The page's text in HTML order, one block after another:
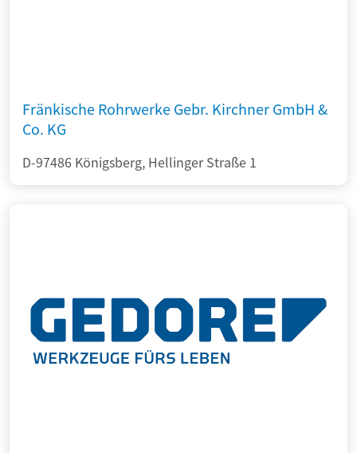
Fränkische Rohrwerke Gebr. Kirchner GmbH &
Co. KG
D-97486 Königsberg, Hellinger Straße 1